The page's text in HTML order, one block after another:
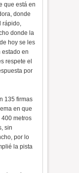
que está en
donde
rápido,
donde la
hoy se les
estado en
respete el
por
135 firmas
en que
metros
sin
por lo
la pista